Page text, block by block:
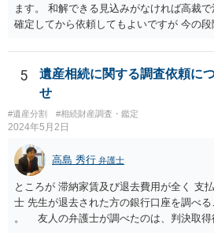
ので、それが一応の目安となるでしょう。
ます。 和解できる見込みがなければ高裁
確定してから依頼してもよいですが 今の
5
遺産相続に関する調査依頼に
せ
#遺産分割 #相続財産調査・鑑定
2024年5月2日
高島 秀行 弁護士
ところが 滞納家賃及び退去費用が全く 支
士 先生が退去された方の銀行口座を調べ
。 友人の弁護士が調べたのは、判決取得